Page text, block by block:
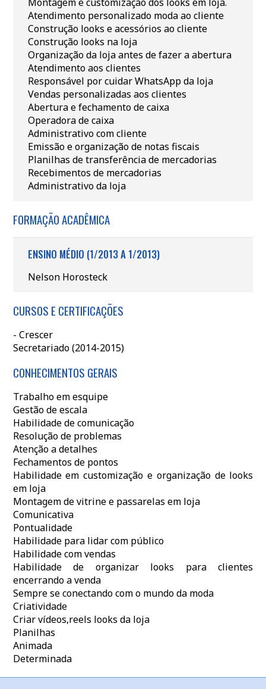
Atendimento personalizado moda ao cliente
Construção looks e acessórios ao cliente
Construção looks na loja
Organização da loja antes de fazer a abertura
Atendimento aos clientes
Responsável por cuidar WhatsApp da loja
Vendas personalizadas aos clientes
Abertura e fechamento de caixa
Operadora de caixa
Administrativo com cliente
Emissão e organização de notas fiscais
Planilhas de transferência de mercadorias
Recebimentos de mercadorias
Administrativo da loja
FORMAÇÃO ACADÊMICA
ENSINO MÉDIO (1/2013 A 1/2013)
Nelson Horosteck
CURSOS E CERTIFICAÇÕES
- Crescer
Secretariado (2014-2015)
CONHECIMENTOS GERAIS
Trabalho em esquipe
Gestão de escala
Habilidade de comunicação
Resolução de problemas
Atenção a detalhes
Fechamentos de pontos
Habilidade em customização e organização de looks
em loja
Montagem de vitrine e passarelas em loja
Comunicativa
Pontualidade
Habilidade para lidar com público
Habilidade com vendas
Habilidade de organizar looks para clientes
encerrando a venda
Sempre se conectando com o mundo da moda
Criatividade
Criar vídeos,reels looks da loja
Planilhas
Animada
Determinada